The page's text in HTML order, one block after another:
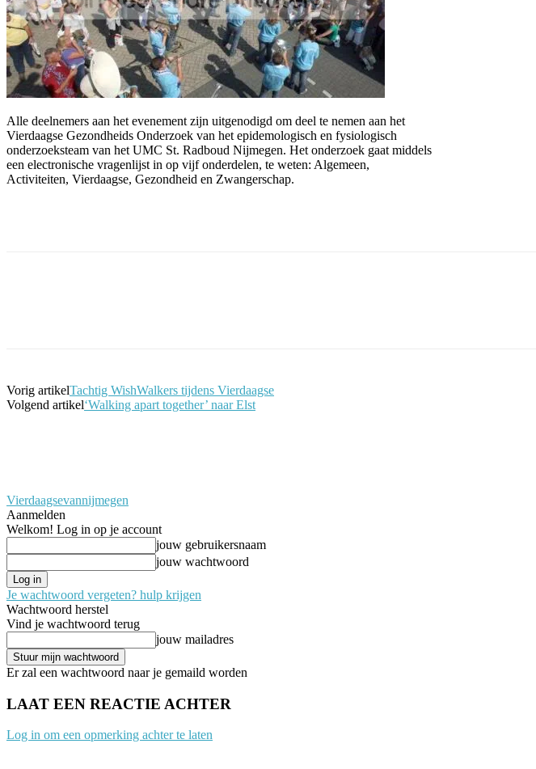
Alle deelnemers aan het evenement zijn uitgenodigd om deel te nemen aan het
Vierdaagse Gezondheids Onderzoek van het epidemologisch en fysiologisch
onderzoeksteam van het UMC St. Radboud Nijmegen. Het onderzoek gaat middels
een electronische vragenlijst in op vijf onderdelen, te weten: Algemeen,
Activiteiten, Vierdaagse, Gezondheid en Zwangerschap.
Vorig artikelTachtig WishWalkers tijdens Vierdaagse
Volgend artikel‘Walking apart together’ naar Elst
Vierdaagsevannijmegen
Aanmelden
Welkom! Log in op je account
jouw gebruikersnaam
jouw wachtwoord
Je wachtwoord vergeten? hulp krijgen
Wachtwoord herstel
Vind je wachtwoord terug
jouw mailadres
Er zal een wachtwoord naar je gemaild worden
LAAT EEN REACTIE ACHTER
Log in om een opmerking achter te laten